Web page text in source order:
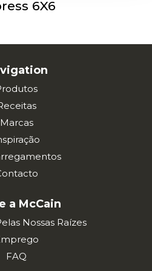
6X6
Marcas
a McCain
Nossas Raízes
FAQ